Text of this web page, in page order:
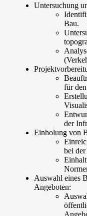
Untersuchung
Bau.
für
der
Einholung von
bei
Auswahl eines
Angeboten: